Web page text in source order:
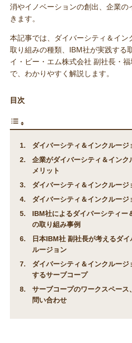
消やイノベーションの創出、企業の
きます。
本記事では、ダイバーシティ＆イン
取り組みの種類、IBM社が実践する
イ・ビー・エム株式会社 副社長・
で、わかりやすく解説します。
目次
ダイバーシティ＆インクルージ
企業がダイバーシティ＆インク
メリット
ダイバーシティ＆インクルージ
ダイバーシティ＆インクルージ
IBM社によるダイバーシティー
の取り組み事例
日本IBM社 副社長が考えるダ
ルージョン
ダイバーシティ＆インクルージ
するサーブコープ
サーブコープのワークスペース
問い合わせ